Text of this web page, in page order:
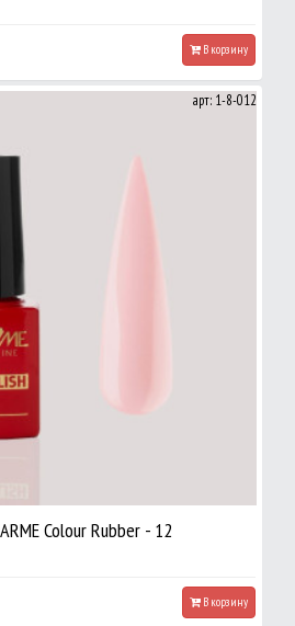
В корзину
арт: 1-8-012
Colour Rubber - 12
В корзину